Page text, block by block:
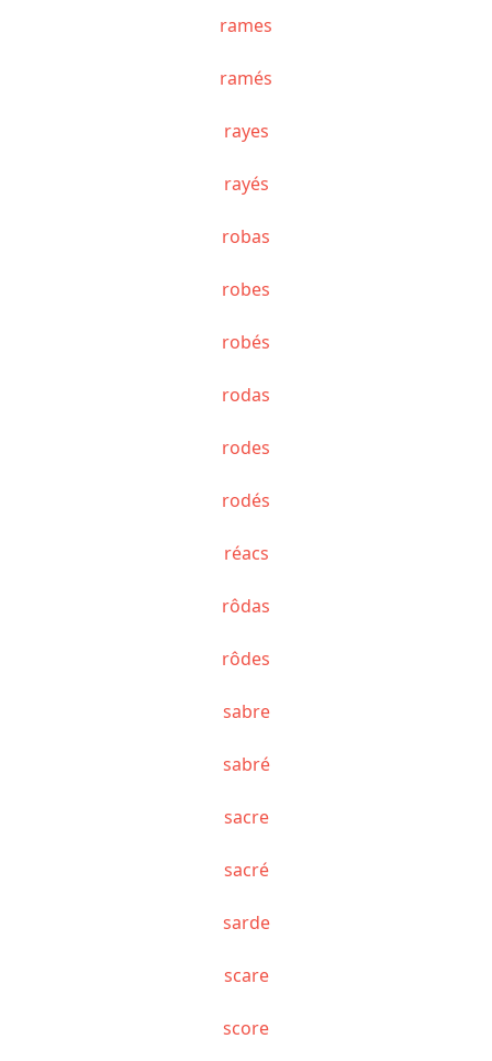
rames
ramés
rayes
rayés
robas
robes
robés
rodas
rodes
rodés
réacs
rôdas
rôdes
sabre
sabré
sacre
sacré
sarde
scare
score